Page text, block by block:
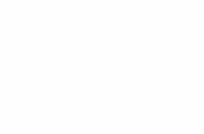
Федерации и статью 1